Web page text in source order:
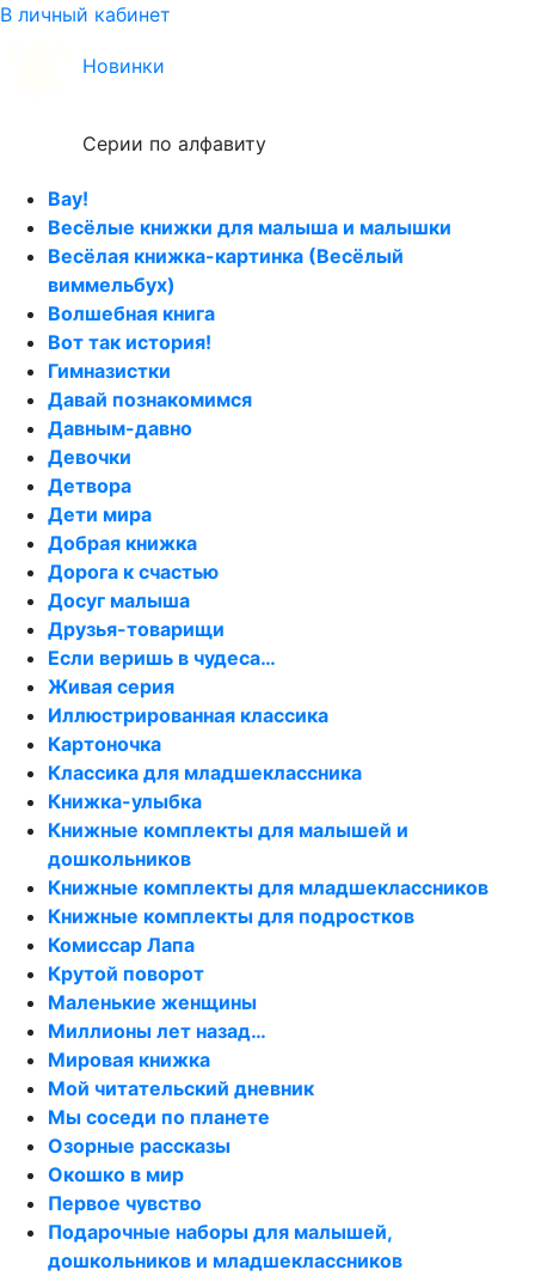
В личный кабинет
Новинки
Серии по алфавиту
Вау!
Весёлые книжки для малыша и малышки
Весёлая книжка-картинка (Весёлый
виммельбух)
Волшебная книга
Вот так история!
Гимназистки
Давай познакомимся
Давным-давно
Девочки
Детвора
Дети мира
Добрая книжка
Дорога к счастью
Досуг малыша
Друзья-товарищи
Если веришь в чудеса…
Живая серия
Иллюстрированная классика
Картоночка
Классика для младшеклассника
Книжка-улыбка
Книжные комплекты для малышей и
дошкольников
Книжные комплекты для младшеклассников
Книжные комплекты для подростков
Комиссар Лапа
Крутой поворот
Маленькие женщины
Миллионы лет назад…
Мировая книжка
Мой читательский дневник
Мы соседи по планете
Озорные рассказы
Окошко в мир
Первое чувство
Подарочные наборы для малышей,
дошкольников и младшеклассников